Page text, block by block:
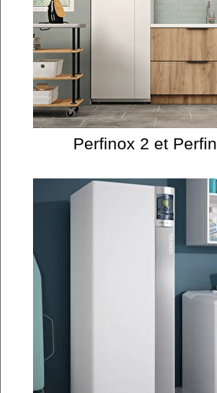
Perfinox 2 et